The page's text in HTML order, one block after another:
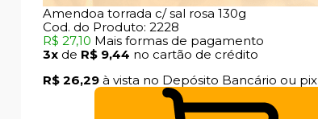
Amendoa torrada c/ sal rosa 130g
Cod. do Produto: 2228
R$ 27,10 Mais formas de pagamento
3x de R$ 9,44 no cartão de crédito
R$ 26,29 à vista no Depósito Bancário ou pix